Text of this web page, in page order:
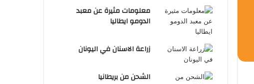
معلومات مثيرة عن معبد
الدومو ايطاليا
زراعة الاسنان في اليونان
الشحن من بريطانيا